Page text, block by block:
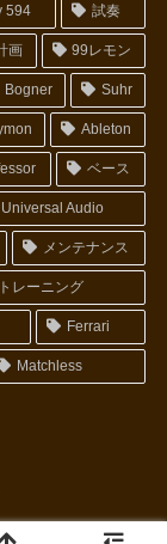
594 試奏
画 99レモン
Bogner Suhr
Ableton
ベース
Universal Audio
メンテナンス
レーニング
Ferrari
Matchless